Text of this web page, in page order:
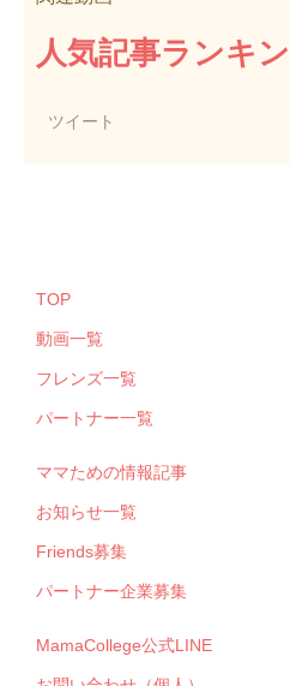
人気記事ランキ
ツイート
TOP
動画一覧
フレンズ一覧
パートナー一覧
ママための情報記事
お知らせ一覧
Friends募集
パートナー企業募集
MamaCollege公式LINE